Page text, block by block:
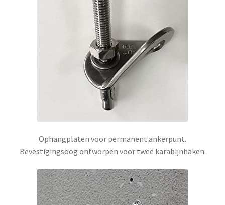
Ophangplaten voor permanent ankerpunt.
Bevestigingsoog ontworpen voor twee karabijnhaken.